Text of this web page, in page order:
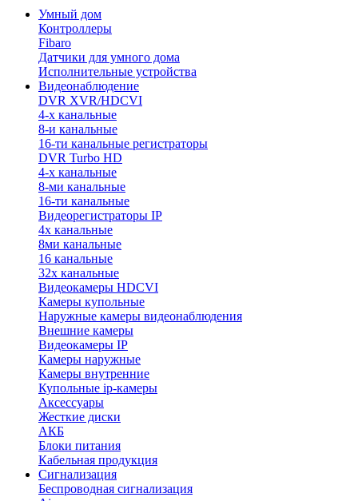
Умный дом
Контроллеры
Fibaro
Датчики для умного дома
Исполнительные устройства
Видеонаблюдение
DVR XVR/HDCVI
4-x канальные
8-и канальные
16-ти канальные регистраторы
DVR Turbo HD
4-х канальные
8-ми канальные
16-ти канальные
Видеорегистраторы IP
4х канальные
8ми канальные
16 канальные
32x канальные
Видеокамеры HDCVI
Камеры купольные
Наружные камеры видеонаблюдения
Внешние камеры
Видеокамеры IP
Камеры наружные
Камеры внутренние
Купольные ip-камеры
Аксессуары
Жесткие диски
АКБ
Блоки питания
Кабельная продукция
Сигнализация
Беспроводная сигнализация